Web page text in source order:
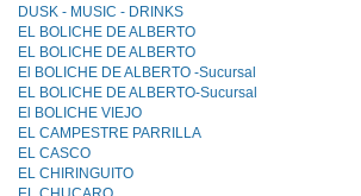
DUSK - MUSIC - DRINKS
EL BOLICHE DE ALBERTO
EL BOLICHE DE ALBERTO
El BOLICHE DE ALBERTO -Sucursal
EL BOLICHE DE ALBERTO-Sucursal
El BOLICHE VIEJO
EL CAMPESTRE PARRILLA
EL CASCO
EL CHIRINGUITO